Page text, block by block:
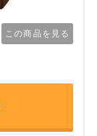
この商品を見る